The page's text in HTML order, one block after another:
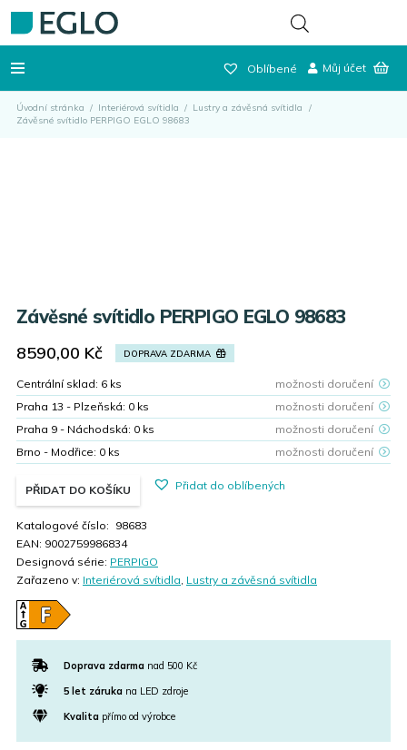
Oblíbené Můj účet
Úvodní stránka / Interiérová svítidla / Lustry a závěsná svítidla
/
Závěsné svítidlo PERPIGO EGLO 98683
Závěsné svítidlo PERPIGO EGLO 98683
8590,00 Kč DOPRAVA ZDARMA
Centrální sklad: 6 ks
možnosti doručení
Praha 13 - Plzeňská: 0 ks
možnosti doručení
Praha 9 - Náchodská: 0 ks
možnosti doručení
Brno - Modřice: 0 ks možnosti doručení
PŘIDAT DO KOŠÍKU Přidat do oblíbených
Katalogové číslo: 98683
EAN: 9002759986834
Designová série: PERPIGO
Zařazeno v: Interiérová svítidla Lustry a závěsná svítidla
Doprava zdarma nad 500 Kč
5 let zárukana LED zdroje
Kvalitapřímo od výrobce